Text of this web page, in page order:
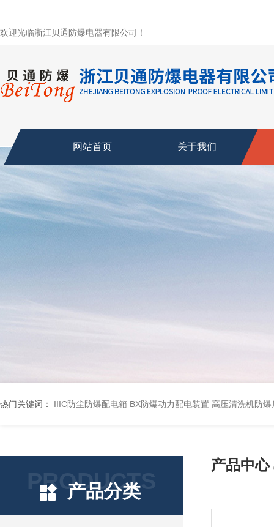
欢迎光临浙江贝通防爆电器有限公司！
网站首页 关于我们
热门关键词： IIIC防尘防爆配电箱 BX防爆动力配电装置 高压清洗机防爆
PRODUCTS
产品分类
产品中心